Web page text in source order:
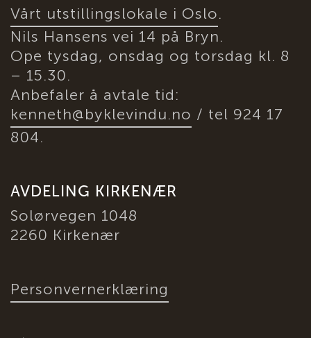
Vårt utstillingslokale i Oslo.
Nils Hansens vei 14 på Bryn.
Ope tysdag, onsdag og torsdag kl. 8
– 15.30.
Anbefaler å avtale tid:
kenneth@byklevindu.no / tel 924 17
804.
AVDELING KIRKENÆR
Solørvegen 1048
2260 Kirkenær
Personvernerklæring